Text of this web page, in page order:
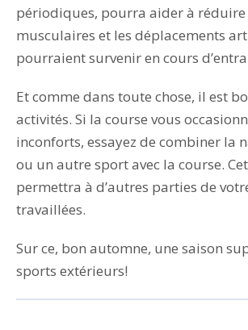
périodiques, pourra aider à réduire
musculaires et les déplacements
pourraient survenir en cours
Et comme dans toute chose, il est
activités. Si la course vous
inconforts, essayez de combiner la
ou un autre sport avec la course.
permettra à d’autres parties de
travaillées.
Sur ce, bon automne, une saison
sports extérieurs!